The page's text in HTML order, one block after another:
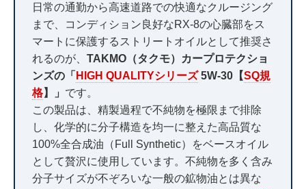
日常の通勤から高速道路での快適なクルージング
まで、コンディション良好なRX-8の心臓部をス
マートに保護するストリートオイルとして推奨さ
れるのが、 TAKMO（タクモ）カープロテクショ
ンズの「 HIGH QUALITYシリーズ 5W-30【SQ規
格】」 です。
この製品は、精製過程で不純物を極限まで排除
し、化学的に分子構造を均一に整えた高品質な
100%全合成油（Full Synthetic）をベースオイル
として贅沢に使用しています。不純物を多く含み
分子サイズが不ぞろいな一般の鉱物油とは異な